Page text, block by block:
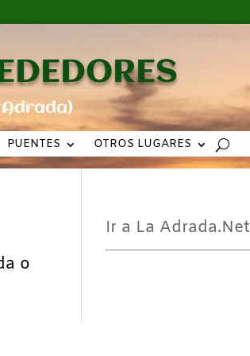
Adrada)
PUENTES OTROS LUGARES
o
Ir a La Adrada.Net